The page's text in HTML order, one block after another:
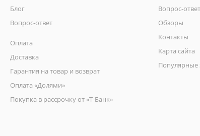
Блог
Вопрос-ответ
Оплата
Доставка
Гарантия на товар и возврат
Оплата «Долями»
Покупка в рассрочку от «Т-Банк»
Вопрос-ответ
Обзоры
Контакты
Карта сайта
Популярные